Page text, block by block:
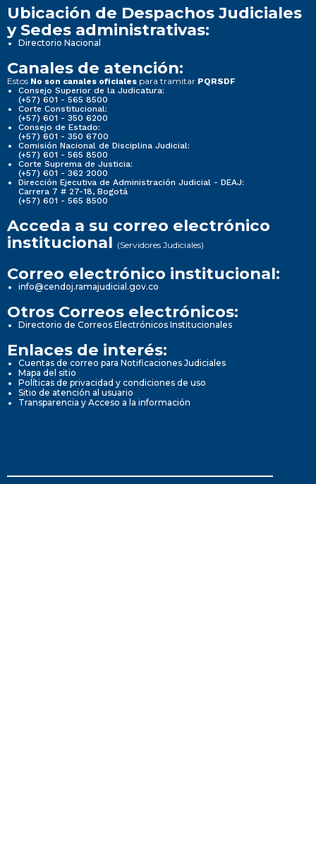
Ubicación de Despachos Judiciales
y Sedes administrativas:
Directorio Nacional
Canales de atención:
Estos No son canales oficiales para tramitar PQRSDF
Consejo Superior de la Judicatura:
(+57) 601 - 565 8500
Corte Constitucional:
(+57) 601 - 350 6200
Consejo de Estado:
(+57) 601 - 350 6700
Comisión Nacional de Disciplina Judicial:
(+57) 601 - 565 8500
Corte Suprema de Justicia:
(+57) 601 - 362 2000
Dirección Ejecutiva de Administración Judicial - DEAJ:
Carrera 7 # 27-18, Bogotá
(+57) 601 - 565 8500
Acceda a su correo electrónico
institucional (Servidores Judiciales)
Correo electrónico institucional:
info@cendoj.ramajudicial.gov.co
Otros Correos electrónicos:
Directorio de Correos Electrónicos Institucionales
Enlaces de interés:
Cuentas de correo para Notificaciones Judiciales
Mapa del sitio
Políticas de privacidad y condiciones de uso
Sitio de atención al usuario
Transparencia y Acceso a la información